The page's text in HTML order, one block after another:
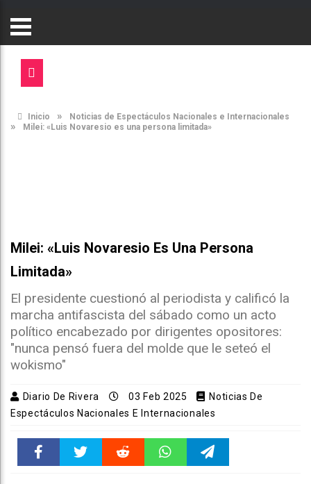
Inicio » Noticias de Espectáculos Nacionales e Internacionales
» Milei: «Luis Novaresio es una persona limitada»
Milei: «Luis Novaresio Es Una Persona
Limitada»
El presidente cuestionó al periodista y calificó la
marcha antifascista del sábado como un acto
político encabezado por dirigentes opositores:
"nunca pensó fuera del molde que le seteó el
wokismo"
Diario De Rivera 03 Feb 2025
Noticias De
Espectáculos Nacionales E Internacionales